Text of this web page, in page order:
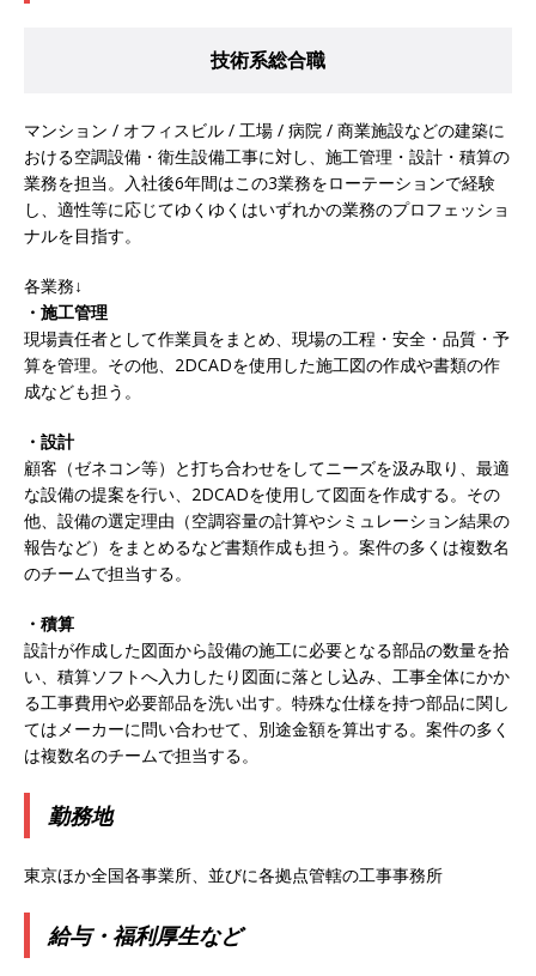
[ 2026年5月13日 ] 【 28卒 ｜ 建築プロセスの一
｜ 四国・関東エリアで圧倒的な存在感を誇る総
合建設会社（ゼネコン） ｜ 充実の福利厚生・資
格手当・資格取得支援制度あり ｜ 年間休日123
[ 2026年5月12日 ] 【 28卒 ｜ 愛知勤務・転勤な
鋼材加工メーカー ｜ 幅広くマルチに活躍する人
財に成長することが可能 ｜ 住宅手当有 ｜ スチー
ルテック
体育会積極採用企業
科・疼痛領域から信頼の厚い老舗製薬メーカー
｜ 1人1人に合わせたキャリアを築ける可能性あ
り ｜ 年間休日127日・完全週休2日制 ｜ 創業87
メーカー向けに世界から輸入した生薬・漢方原材
技術系総合職
マンション / オフィスビル / 工場 / 病院 / 商業施設などの建築に
おける空調設備・衛生設備工事に対し、施工管理・設計・積算の
業務を担当。入社後6年間はこの3業務をローテーションで経験
し、適性等に応じてゆくゆくはいずれかの業務のプロフェッショ
ナルを目指す。
各業務↓
・施工管理
現場責任者として作業員をまとめ、現場の工程・安全・品質・予
算を管理。その他、2DCADを使用した施工図の作成や書類の作
成なども担う。
・設計
顧客（ゼネコン等）と打ち合わせをしてニーズを汲み取り、最適
な設備の提案を行い、2DCADを使用して図面を作成する。その
他、設備の選定理由（空調容量の計算やシミュレーション結果の
報告など）をまとめるなど書類作成も担う。案件の多くは複数名
のチームで担当する。
・積算
設計が作成した図面から設備の施工に必要となる部品の数量を拾
い、積算ソフトへ入力したり図面に落とし込み、工事全体にかか
る工事費用や必要部品を洗い出す。特殊な仕様を持つ部品に関し
てはメーカーに問い合わせて、別途金額を算出する。案件の多く
は複数名のチームで担当する。
勤務地
東京ほか全国各事業所、並びに各拠点管轄の工事事務所
給与・福利厚生など